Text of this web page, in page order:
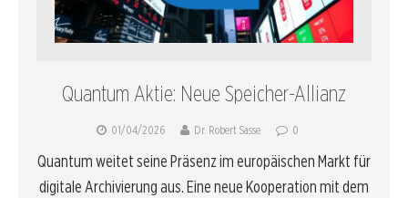
Quantum Aktie: Neue Speicher-Allianz
01/04/2026 Dr. Robert Sasse 0
Quantum weitet seine Präsenz im europäischen Markt für
digitale Archivierung aus. Eine neue Kooperation mit dem